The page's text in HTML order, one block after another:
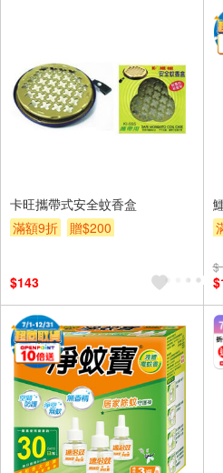
卡旺攜帶式安全蚊香盒
滿額9折
贈$200
$143
$